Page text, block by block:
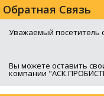
Обратная Связь
Уважаемый
Вы можете оставить
компании "АСК